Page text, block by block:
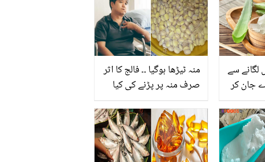
منہ ٹیڑھا ہوگیا ۔۔ فالج کا اثر
صرف منہ پر پڑنے کی کیا
کونسی غذائیں مفید ہیں؟
لگانے سے
جان کر